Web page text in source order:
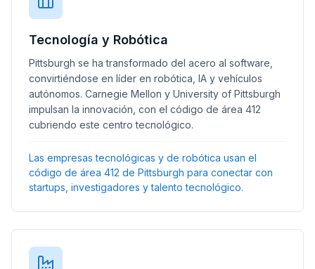
Tecnología y Robótica
Pittsburgh se ha transformado del acero al software,
convirtiéndose en líder en robótica, IA y vehículos
autónomos. Carnegie Mellon y University of Pittsburgh
impulsan la innovación, con el código de área 412
cubriendo este centro tecnológico.
Las empresas tecnológicas y de robótica usan el
código de área 412 de Pittsburgh para conectar con
startups, investigadores y talento tecnológico.